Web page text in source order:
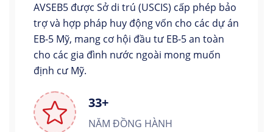
AVSEB5 được Sở di trú (USCIS) cấp phép bảo
trợ và hợp pháp huy động vốn cho các dự án
EB-5 Mỹ, mang cơ hội đầu tư EB-5 an toàn
cho các gia đình nước ngoài mong muốn
định cư Mỹ.
33+
NĂM ĐỒNG HÀNH